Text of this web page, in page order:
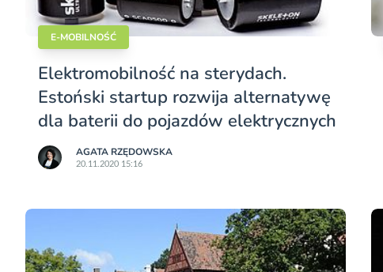
E-MOBILNOŚĆ
Elektromobilność na sterydach.
Estoński startup rozwija alternatywę
dla baterii do pojazdów elektrycznych
AGATA RZĘDOWSKA
20.11.2020 15:16